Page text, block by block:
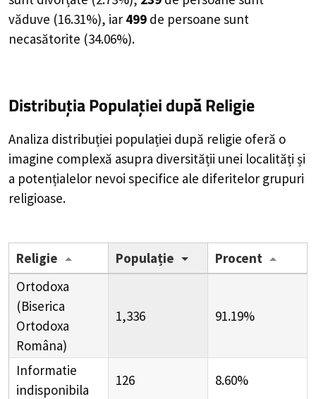
văduve (16.31%), iar 499 de persoane sunt
necasătorite (34.06%).
Distribuția Populațieidupă Religie
Analiza distribuției populației după religie oferă o
imagine complexă asupra diversității unei localități și
a potențialelor nevoi specifice ale diferitelor grupuri
religioase.
Religie Populație
Procent
Ortodoxa
(Biserica
Ortodoxa
Româna)
1,336 91.19%
Informatie
indisponibila
126 8.60%